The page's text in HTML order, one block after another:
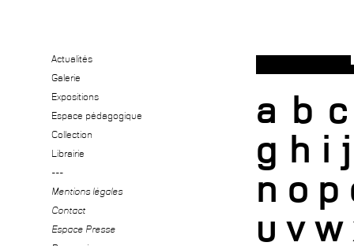
Actualités
Galerie
Expositions
Espace pédagogique
Collection
Librairie
---
Mentions légales
Contact
Espace Presse
a b c
g h i j
n o p
u v w